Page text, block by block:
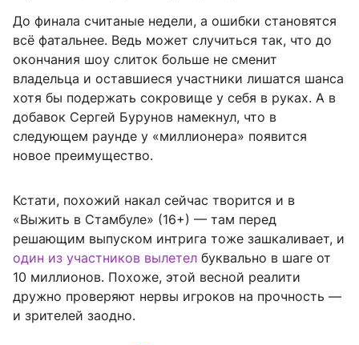
До финала считаные недели, а ошибки становятся
всё фатальнее. Ведь может случиться так, что до
окончания шоу слиток больше не сменит
владельца и оставшиеся участники лишатся шанса
хотя бы подержать сокровище у себя в руках. А в
добавок Сергей Бурунов намекнул, что в
следующем раунде у «миллионера» появится
новое преимущество.
Кстати, похожий накал сейчас творится и в
«Выжить в Стамбуле» (16+) — там перед
решающим выпуском интрига тоже зашкаливает, и
один из участников вылетел буквально в шаге от
10 миллионов. Похоже, этой весной реалити
дружно проверяют нервы игроков на прочность —
и зрителей заодно.